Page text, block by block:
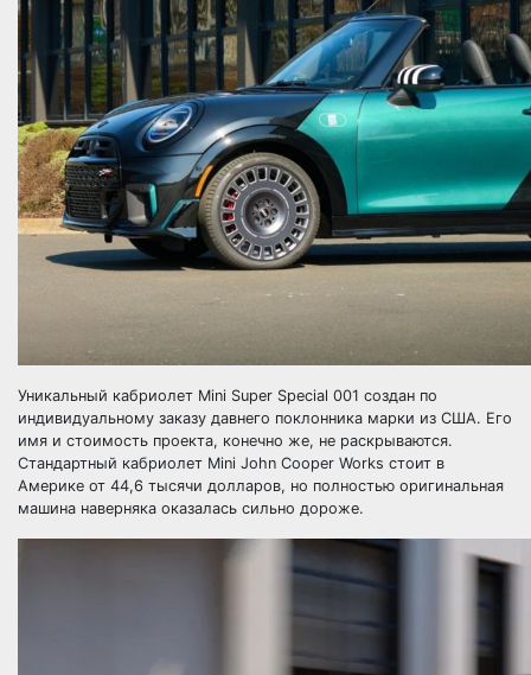
Уникальный кабриолет Mini Super Special 001 создан по
индивидуальному заказу давнего поклонника марки из США. Его
имя и стоимость проекта, конечно же, не раскрываются.
Стандартный кабриолет Mini John Cooper Works стоит в
Америке от 44,6 тысячи долларов, но полностью оригинальная
машина наверняка оказалась сильно дороже.